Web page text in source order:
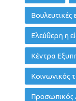
Βουλευτικές
Ελεύθερη η
Κέντρα
Κοινωνικός
Προσωπικός